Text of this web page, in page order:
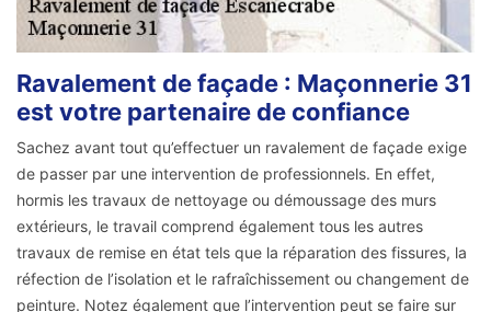
Ravalement de façade : Maçonnerie 31
est votre partenaire de confiance
Sachez avant tout qu’effectuer un ravalement de façade exige
de passer par une intervention de professionnels. En effet,
hormis les travaux de nettoyage ou démoussage des murs
extérieurs, le travail comprend également tous les autres
travaux de remise en état tels que la réparation des fissures, la
réfection de l’isolation et le rafraîchissement ou changement de
peinture. Notez également que l’intervention peut se faire sur